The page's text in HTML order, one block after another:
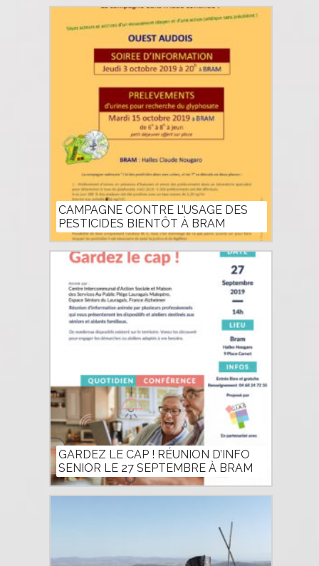
CAMPAGNE CONTRE L’USAGE DES
PESTICIDES BIENTÔT À BRAM
GARDEZ LE CAP ! RÉUNION D’INFO
SENIOR LE 27 SEPTEMBRE À BRAM